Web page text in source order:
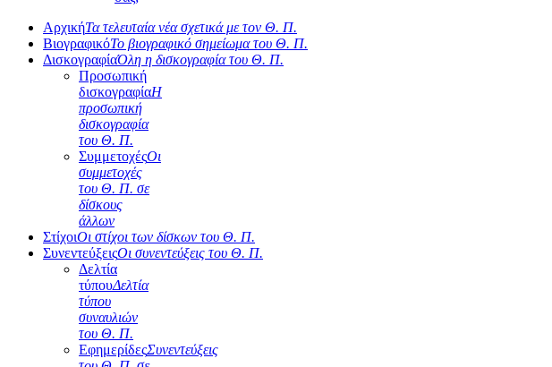
ΑρχικήΤα τελευταία νέα σχετικά με τον Θ. Π.
ΒιογραφικόΤο βιογραφικό σημείωμα του Θ. Π.
ΔισκογραφίαΌλη η δισκογραφία του Θ. Π.
Προσωπική
δισκογραφίαΗ
προσωπική
δισκογραφία
του Θ. Π.
ΣυμμετοχέςΟι
συμμετοχές
του Θ. Π. σε
δίσκους
άλλων
ΣτίχοιΟι στίχοι των δίσκων του Θ. Π.
ΣυνεντεύξειςΟι συνεντεύξεις του Θ. Π.
Δελτία
τύπουΔελτία
τύπου
συναυλιών
του Θ. Π.
ΕφημερίδεςΣυνεντεύξεις